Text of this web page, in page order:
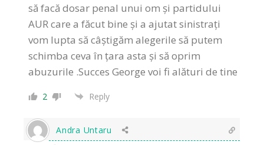
să facă dosar penal unui om și partidului
AUR care a făcut bine și a ajutat sinistrați
vom lupta să câștigăm alegerile să putem
schimba ceva în țara asta și să oprim
abuzurile .Succes George voi fi alături de tine
2 Reply
Andra Untaru